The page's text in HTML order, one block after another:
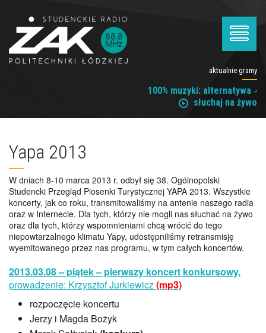
aktualnie gramy
100% muzyki: alternatywa
słuchaj na żywo
Yapa 2013
W dniach 8-10 marca 2013 r. odbył się 38. Ogólnopolski
Studencki Przegląd Piosenki Turystycznej YAPA 2013. Wszystkie
koncerty, jak co roku, transmitowaliśmy na antenie naszego radia
oraz w Internecie. Dla tych, którzy nie mogli nas słuchać na żywo
oraz dla tych, którzy wspomnieniami chcą wrócić do tego
niepowtarzalnego klimatu Yapy, udostępniliśmy retransmisję
wyemitowanego przez nas programu, w tym całych koncertów.
2013.03.08 – piątek – pierwszy koncert konkursowy,
prowadzenie: Krzysztof Jurkiewicz(mp3)
rozpoczęcie koncertu
Jerzy i Magda Bożyk